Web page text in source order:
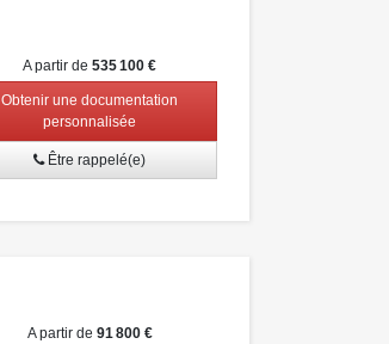
A partir de535 100 €
Obtenir une documentation
personnalisée
Être rappelé(e)
A partir de 91 800 €